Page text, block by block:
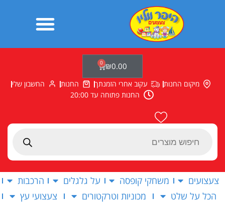
Products
₪0.00
0
עגלת
קניות
מיקום החנות עקוב אחרי הזמנתך החנות
החשבון שלי
החנות פתוחה עד 20:00
צעצועים משחקי קופסה על גלגלים
הרכבות
הכל על שלט
מכוניות וטרקטורים
צעצועי עץ